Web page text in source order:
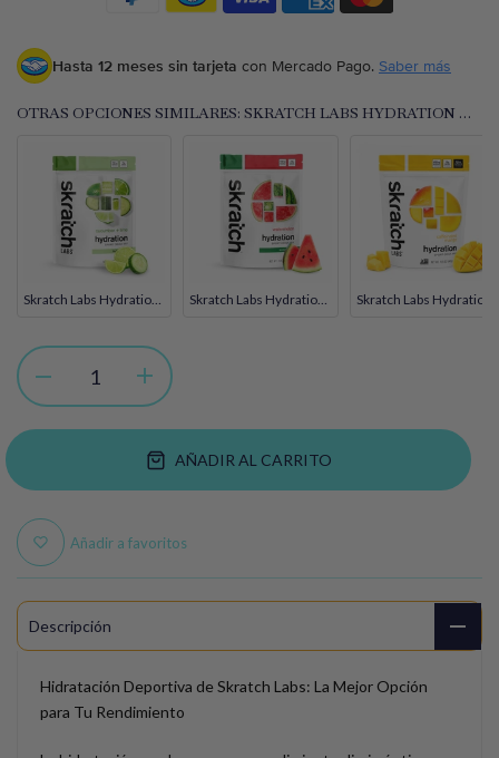
Hasta 12 meses sin tarjeta con Mercado Pago. Saber más
OTRAS OPCIONES SIMILARES: SKRATCH LABS HYDRATION MIX MANGO 440GR
Skratch Labs Hydration Mix Cucumber Lime 440gr Skratch Labs Hydration Mix Watermelon 440gr
AÑADIR AL CARRITO
Añadir a favoritos
Descripción
Hidratación Deportiva de Skratch Labs: La Mejor Opción
para Tu Rendimiento